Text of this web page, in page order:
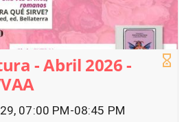
- Abril 2026 -
07:00 PM-08:45 PM